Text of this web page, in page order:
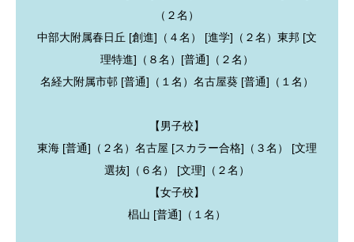
（２名）
中部大附属春日丘 [創進]（４名） [進学]（２名）東邦 [文
理特進]（８名）[普通]（２名）
名経大附属市邨 [普通]（１名）名古屋葵 [普通]（１名）
【男子校】
東海 [普通]（２名）名古屋 [スカラー合格]（３名） [文理
選抜]（６名） [文理]（２名）
【女子校】
椙山 [普通]（１名）